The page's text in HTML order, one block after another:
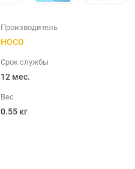
Производитель
HOCO
Срок службы
12 мес.
Вес
0.55 кг